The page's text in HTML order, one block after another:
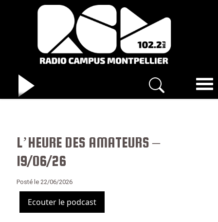
L’HEURE DES AMATEURS –
19/06/26
Posté le 22/06/2026
Ecouter le podcast